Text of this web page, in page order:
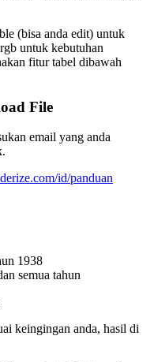
(bisa anda edit) untuk
untuk kebutuhan
fitur tabel dibawah
File
email yang anda
id/panduan
1938
semua tahun
keingingan anda, hasil di